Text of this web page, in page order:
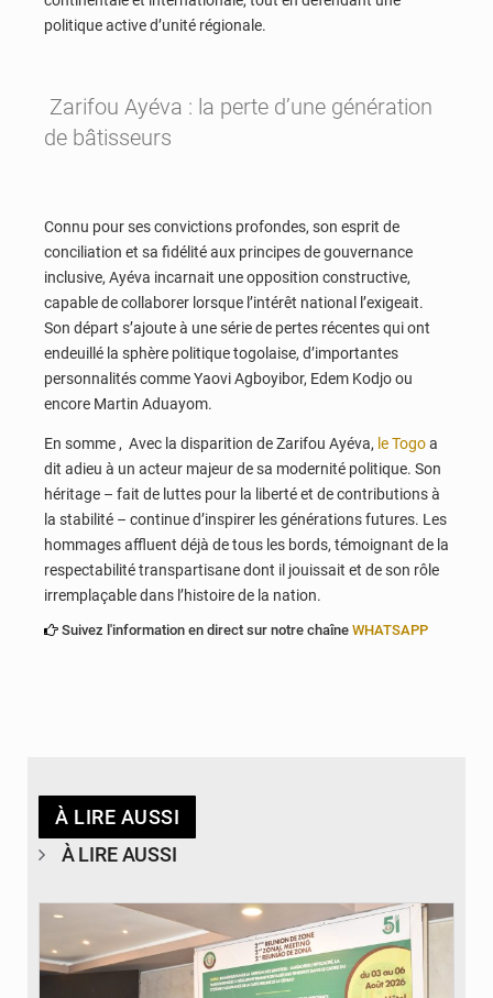
politique active d’unité régionale.
Zarifou Ayéva : la perte d’une génération
de bâtisseurs
Connu pour ses convictions profondes, son esprit de
conciliation et sa fidélité aux principes de gouvernance
inclusive, Ayéva incarnait une opposition constructive,
capable de collaborer lorsque l’intérêt national l’exigeait.
Son départ s’ajoute à une série de pertes récentes qui ont
endeuillé la sphère politique togolaise, d’importantes
personnalités comme Yaovi Agboyibor, Edem Kodjo ou
encore Martin Aduayom.
En somme , Avec la disparition de Zarifou Ayéva, le Togoa
dit adieu à un acteur majeur de sa modernité politique. Son
héritage – fait de luttes pour la liberté et de contributions à
la stabilité – continue d’inspirer les générations futures. Les
hommages affluent déjà de tous les bords, témoignant de la
respectabilité transpartisane dont il jouissait et de son rôle
irremplaçable dans l’histoire de la nation.
Suivez l'information en direct sur notre chaîne WHATSAPP
À LIRE AUSSI
À LIRE AUSSI